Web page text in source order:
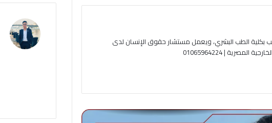
بكلية الطب البشري، ويعمل مستشار حقوق الإنسان لدى
| 01065964224
u